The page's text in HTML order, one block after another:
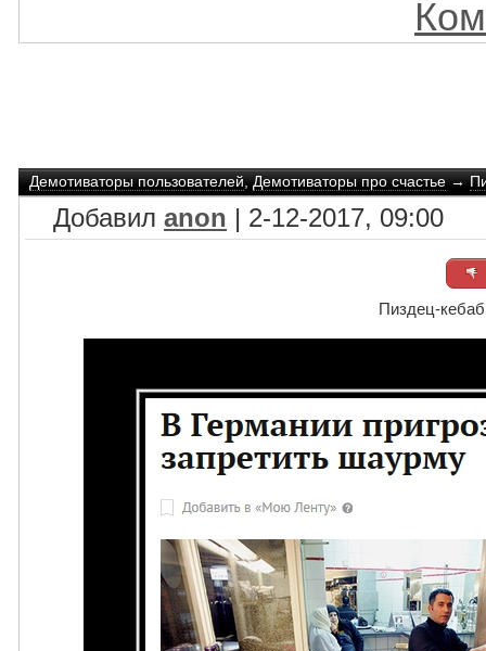
Демотиваторы пользователей,Демотиваторы про счастье→
Добавил anon | 2-12-2017, 09:00
Пиздец-